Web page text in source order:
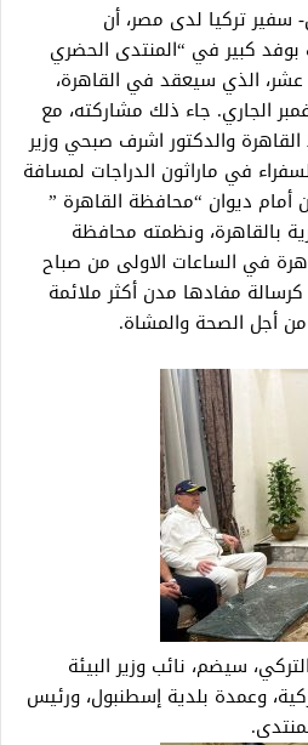
تركيا لدى مصر، أن
بوفد كبير في “المنتدى الحضري
عشر، الذي سيعقد في القاهرة،
الفترة من 4 حتى 8 نوفمبر الجاري. جاء ذلك مشاركته، مع
القاهرة والدكتور اشرف صبحي وزير
في ماراثون الدراجات لمسافة
أمام ديوان “محافظة القاهرة ”
بالقاهرة، ونظمته محافظة
في الساعات الاولى من صباح
وذلك ك‏‏رسالة مفادها مدن أكثر ملائمة
أجل الصحة والمشاة.
سيضم، نائب ‏وزير البيئة
وعمدة بلدية إسطنبول، ورئيس